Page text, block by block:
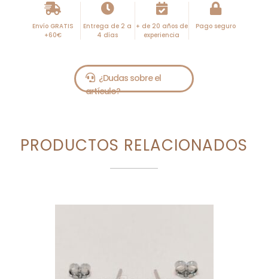
Envío GRATIS
+60€
Entrega de 2 a
4 días
+ de 20 años de
experiencia
Pago seguro
PRODUCTOS RELACIONADOS